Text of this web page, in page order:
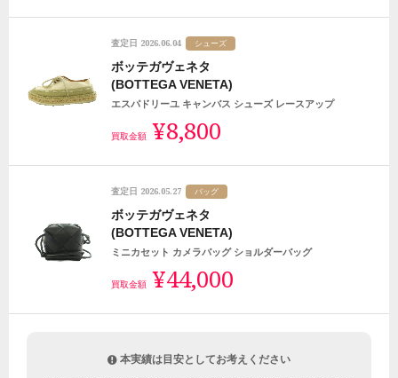
査定日 2026.06.04 シューズ
ボッテガヴェネタ
(BOTTEGA VENETA)
エスパドリーユ キャンバス シューズ レースアップ
買取金額 ¥8,800
査定日 2026.05.27 バッグ
ボッテガヴェネタ
(BOTTEGA VENETA)
ミニカセット カメラバッグ ショルダーバッグ
買取金額 ¥44,000
本実績は目安としてお考えください